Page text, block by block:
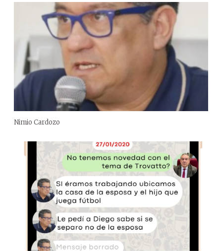
Nimio Cardozo